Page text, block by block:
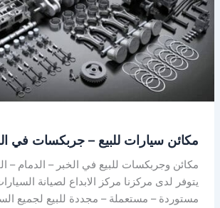
مكائن سيارات للبيع – جربكسات في
مكائن وجربكسات للبيع في الخبر – الدمام –
يتوفر لدى مركزنا مركز الابداع لصيانة
مستوردة – مستعملة – مجددة للبيع لجميع
في
الخبر
–
الدمام